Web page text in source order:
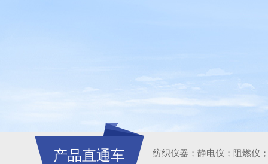
产品直通车 纺织仪器；静电仪；阻燃仪